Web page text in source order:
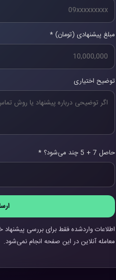
مبلغ پیشنهادی (تومان) *
توضیح اختیاری
حاصل 7 + 5 چند می‌شود؟ *
اطلاعات واردشده فقط برای بررسی
معامله آنلاین در این صفحه انجام نمی‌شود.